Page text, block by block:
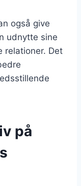
også give
udnytte sine
relationer. Det
på